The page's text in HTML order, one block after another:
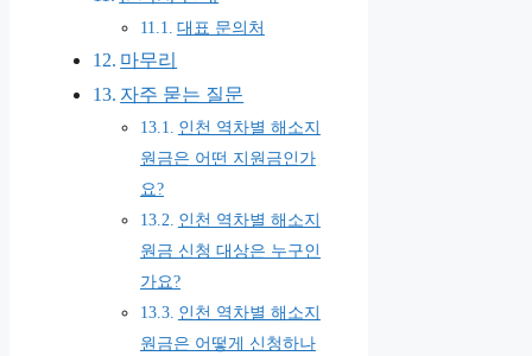
대표 문의처
마무리
자주 묻는 질문
인천 역차별 해소지
원금은 어떤 지원금인가
요?
인천 역차별 해소지
원금 신청 대상은 누구인
가요?
인천 역차별 해소지
원금은 어떻게 신청하나